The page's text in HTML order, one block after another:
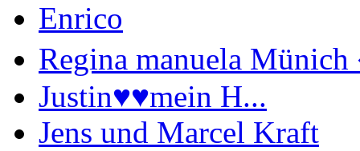
Enrico
Regina manuela
Justin♥️♥️mein H...
Jens und Marcel Kraft